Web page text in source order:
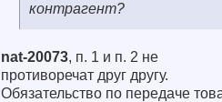
контрагент?
nat-20073, п. 1 и п. 2 не
противоречат друг другу.
Обязательство по передаче